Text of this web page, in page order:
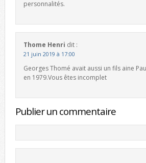
personnalités.
Thome Henri dit :
21 juin 2019 à 17:00
Georges Thomé avait aussi un fils aine
en 1979.Vous êtes incomplet
Publier un commentaire